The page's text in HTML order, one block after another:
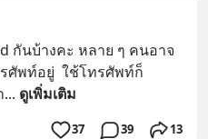
กันบ้างคะ หลาย ๆ คนอาจ
ศัพท์อยู่  ใช้โทรศัพท์ก็
... ดูเพิ่มเติม
37 39 13